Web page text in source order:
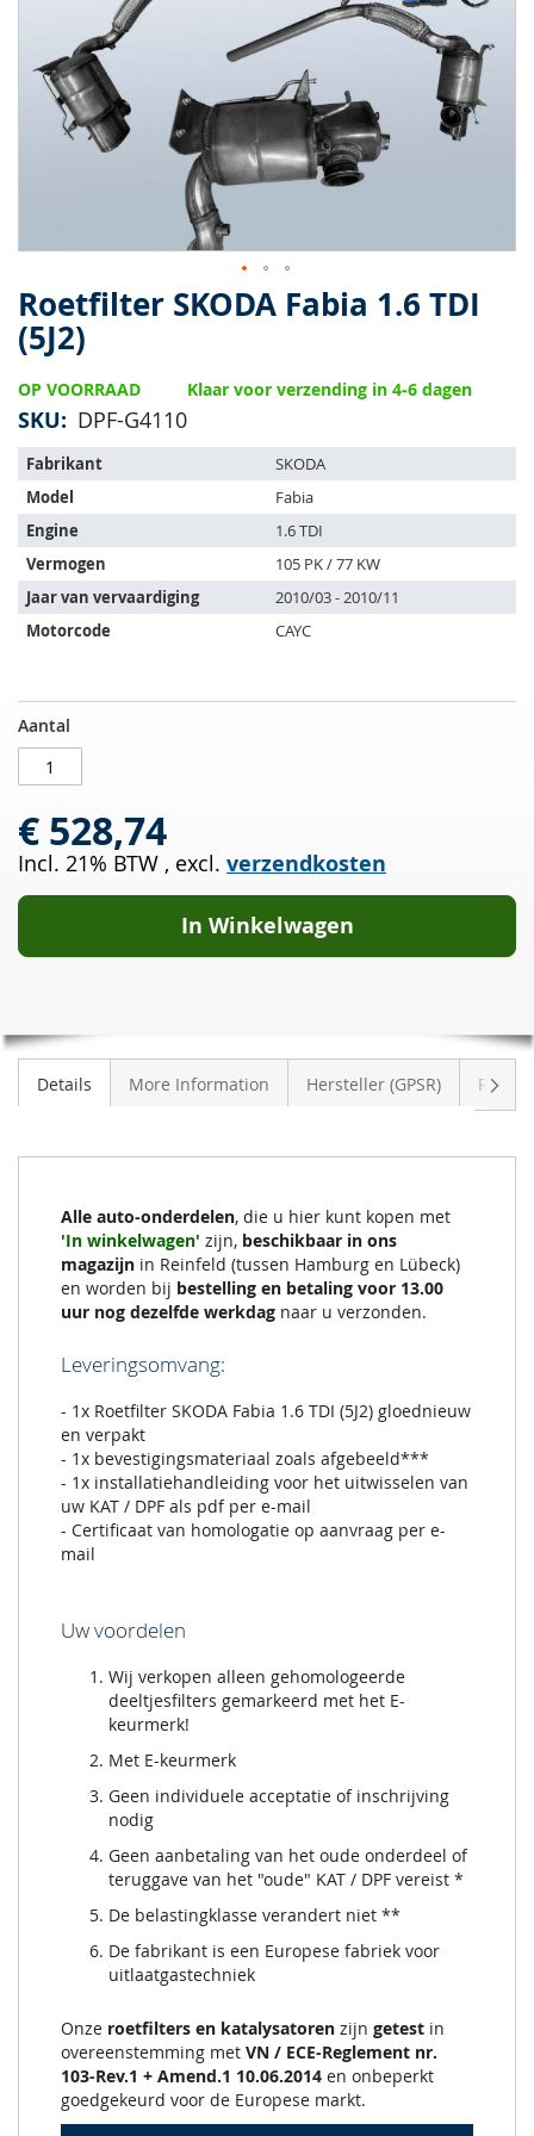
Roetfilter SKODA Fabia 1.6 TDI
(5J2)
OP VOORRAAD
SKU DPF-G4110
Klaar voor verzending in 4-6 dagen
Het
artikel
past
op
de
volgende
voertuigen:
Fabrikant
SKODA
Model
Fabia
Engine
1.6 TDI
Vermogen
105 PK / 77 KW
Jaar van vervaardiging
2010/03 - 2010/11
Motorcode
CAYC
Roetfilter
SKODA
Fabia
TDI
(5J2)
OP
VOORRAAD
Aantal
€ 528,74
Incl. 21% BTW , excl. verzendkosten
In Winkelwagen
afbeeldingen-
gallerij
Ga
naar
het
van
de
gallerij
Details More Information Hersteller (GPSR)
Alle auto-onderdelen, die u hier kunt kopen met
'In winkelwagen' zijn, beschikbaar in ons
magazijn in Reinfeld (tussen Hamburg en Lübeck)
en worden bij bestelling en betaling voor 13.00
uur nog dezelfde werkdag naar u verzonden.
Leveringsomvang:
- 1x Roetfilter SKODA Fabia 1.6 TDI (5J2) gloednieuw
en verpakt
- 1x bevestigingsmateriaal zoals afgebeeld***
- 1x installatiehandleiding voor het uitwisselen van
uw KAT / DPF als pdf per e-mail
- Certificaat van homologatie op aanvraag per e-
mail
Uw voordelen
Wij verkopen alleen gehomologeerde
deeltjesfilters gemarkeerd met het E-
keurmerk!
Met E-keurmerk
Geen individuele acceptatie of inschrijving
nodig
Geen aanbetaling van het oude onderdeel of
teruggave van het "oude" KAT / DPF vereist *
De belastingklasse verandert niet **
De fabrikant is een Europese fabriek voor
uitlaatgastechniek
Onze roetfilters en katalysatoren zijn getest in
overeenstemming met VN / ECE-Reglement nr.
103-Rev.1 + Amend.1 10.06.2014 en onbeperkt
goedgekeurd voor de Europese markt.